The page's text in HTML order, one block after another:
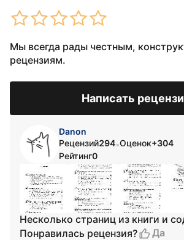
Мы всегда рады честным,
рецензиям.
Написать
Danon
Рецензий294•Оценок+304
Рейтинг0
Несколько страниц из книги и
Понравилась рецензия?
Да